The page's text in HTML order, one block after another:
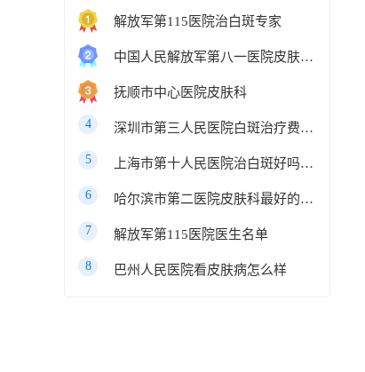
解放军第115医院治白斑专家
中国人民解放军第八一医院皮肤科最好的医生
抚顺市中心医院皮肤科
4 深圳市第三人民医院白斑治疗费用多少
5 上海市第十人民医院治白斑好吗知乎
6 哈尔滨市第二医院皮肤科最好的医生
7 解放军第115医院医生名单
8 巴州人民医院看皮肤病怎么样